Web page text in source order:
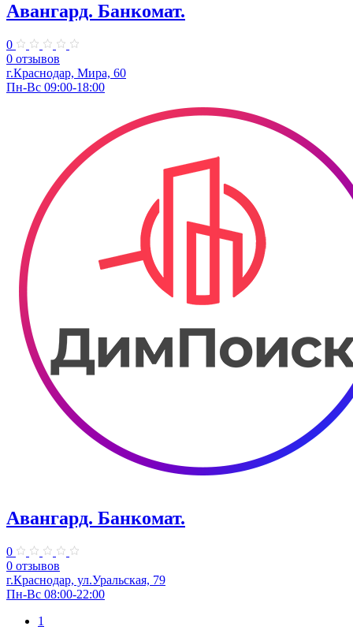
Авангард. Банкомат.
0
0 отзывов
г.Краснодар, Мира, 60
Пн-Вс 09:00-18:00
Авангард. Банкомат.
0
0 отзывов
г.Краснодар, ул.Уральская, 79
Пн-Вс 08:00-22:00
1